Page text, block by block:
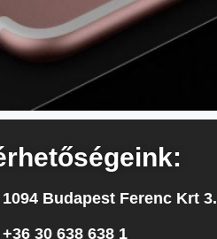
1094 Budapest Ferenc Krt 3.
+36 30 638 638 1